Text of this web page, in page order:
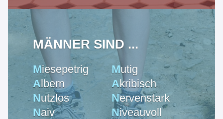
MÄNNER SIND ...
Miesepetrig
Albern
Nutzlos
Naiv
Mutig
Akribisch
Nervenstark
Niveauvoll